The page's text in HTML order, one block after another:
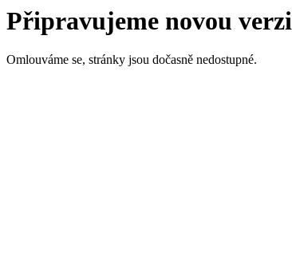
Připravujeme novou verzi
Omlouváme se, stránky jsou dočasně nedostupné.